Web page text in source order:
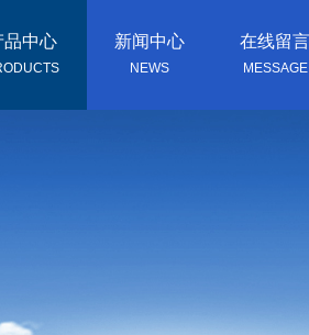
品中心 新闻中心
NEWS
在线留言
MESSAGE